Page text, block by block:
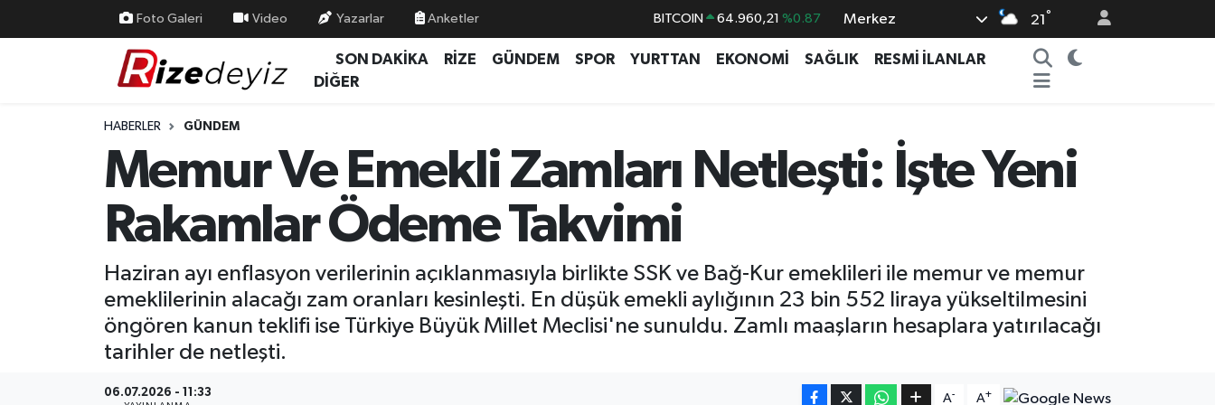
Foto Galeri Video Yazarlar Anketler BITCOIN 64.960,21 %0.87
DOLAR 47,7436 %0.18
GRAM ALTIN 6660.55 %0.03
BİST100 13.779 %-14
Merkez 21 °
SON DAKİKA RİZE GÜNDEM SPOR YURTTAN EKONOMİ SAĞLIK
RESMİ İLANLAR
DİĞER
HABERLER GÜNDEM
Memur Ve Emekli Zamları Netleşti: İşte Yeni
Rakamlar Ödeme Takvimi
Haziran ayı enflasyon verilerinin açıklanmasıyla birlikte SSK ve Bağ-Kur emeklileri ile memur ve memur
emeklilerinin alacağı zam oranları kesinleşti. En düşük emekli aylığının 23 bin 552 liraya yükseltilmesini
öngören kanun teklifi ise Türkiye Büyük Millet Meclisi'ne sunuldu. Zamlı maaşların hesaplara yatırılacağı
tarihler de netleşti.
06.07.2026 - 11:33 A- A+
Yurttan Haberler
Ekonomi
Rize Nöbetçi Eczaneler
Rize Trafik Yoğunluk Haritası
Süper Lig Puan Durumu ve Fikstür
Son Dakika Haberleri
Haber Arşivi